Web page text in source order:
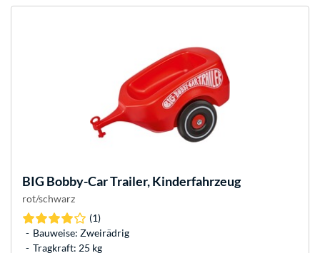
BIG Bobby-Car Trailer, Kinderfahrzeug
rot/schwarz
(1)
Bauweise: Zweirädrig
Tragkraft: 25 kg